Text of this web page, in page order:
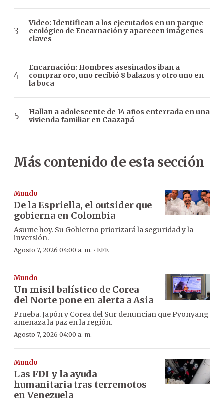
Video: Identifican a los ejecutados en un parque
ecológico de Encarnación y aparecen imágenes
claves
Encarnación: Hombres asesinados iban a
comprar oro, uno recibió 8 balazos y otro uno en
la boca
Hallan a adolescente de 14 años enterrada en una
vivienda familiar en Caazapá
Más contenido de esta sección
Mundo
De la Espriella, el outsider que
gobierna en Colombia
Asume hoy. Su Gobierno priorizará la seguridad y la
inversión.
Agosto 7, 2026 04:00 a. m. · EFE
Mundo
Un misil balístico de Corea
del Norte pone en alerta a Asia
Prueba. Japón y Corea del Sur denuncian que Pyonyang
amenaza la paz en la región.
Agosto 7, 2026 04:00 a. m.
Mundo
Las FDI y la ayuda
humanitaria tras terremotos
en Venezuela